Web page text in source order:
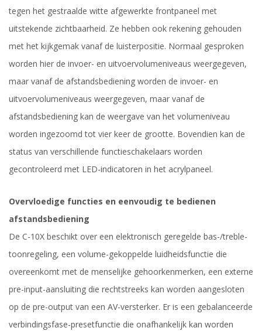
tegen het gestraalde witte afgewerkte frontpaneel met
uitstekende zichtbaarheid. Ze hebben ook rekening gehouden
met het kijkgemak vanaf de luisterpositie. Normaal gesproken
worden hier de invoer- en uitvoervolumeniveaus weergegeven,
maar vanaf de afstandsbediening worden de invoer- en
uitvoervolumeniveaus weergegeven, maar vanaf de
afstandsbediening kan de weergave van het volumeniveau
worden ingezoomd tot vier keer de grootte. Bovendien kan de
status van verschillende functieschakelaars worden
gecontroleerd met LED-indicatoren in het acrylpaneel.
Overvloedige functies en eenvoudig te bedienen
afstandsbediening
De C-10X beschikt over een elektronisch geregelde bas-/treble-
toonregeling, een volume-gekoppelde luidheidsfunctie die
overeenkomt met de menselijke gehoorkenmerken, een externe
pre-input-aansluiting die rechtstreeks kan worden aangesloten
op de pre-output van een AV-versterker. Er is een gebalanceerde
verbindingsfase-presetfunctie die onafhankelijk kan worden